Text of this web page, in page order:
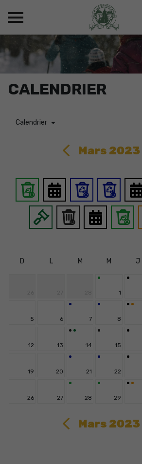
CALENDRIER
Calendrier
Mars 2023
D L M M J
1
5 6 7 8
12 13 14 15
19 20 21 22
26 27 28 29
Mars 2023